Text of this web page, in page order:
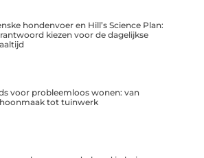
hondenvoer en Hill’s Science Plan:
kiezen voor de dagelijkse
voor probleemloos wonen: van
tot tuinwerk